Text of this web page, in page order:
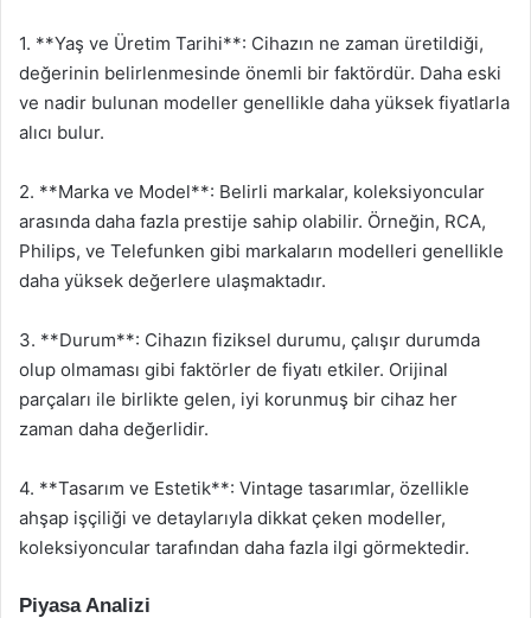
1. **Yaş ve Üretim Tarihi**: Cihazın ne zaman üretildiği,
değerinin belirlenmesinde önemli bir faktördür. Daha eski
ve nadir bulunan modeller genellikle daha yüksek fiyatlarla
alıcı bulur.
2. **Marka ve Model**: Belirli markalar, koleksiyoncular
arasında daha fazla prestije sahip olabilir. Örneğin, RCA,
Philips, ve Telefunken gibi markaların modelleri genellikle
daha yüksek değerlere ulaşmaktadır.
3. **Durum**: Cihazın fiziksel durumu, çalışır durumda
olup olmaması gibi faktörler de fiyatı etkiler. Orijinal
parçaları ile birlikte gelen, iyi korunmuş bir cihaz her
zaman daha değerlidir.
4. **Tasarım ve Estetik**: Vintage tasarımlar, özellikle
ahşap işçiliği ve detaylarıyla dikkat çeken modeller,
koleksiyoncular tarafından daha fazla ilgi görmektedir.
Piyasa Analizi